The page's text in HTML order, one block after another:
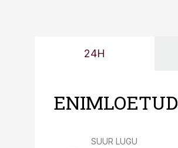
24H
ENIMLOETUD
SUUR LUGU